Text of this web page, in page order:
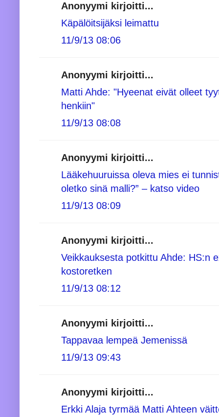
Anonyymi kirjoitti...
Käpälöitsijäksi leimattu
11/9/13 08:06
Anonyymi kirjoitti...
Matti Ahde: "Hyeenat eivät olleet
henkiin"
11/9/13 08:08
Anonyymi kirjoitti...
Lääkehuuruissa oleva mies ei
oletko sinä malli?” – katso video
11/9/13 08:09
Anonyymi kirjoitti...
Veikkauksesta potkittu Ahde: HS:n
kostoretken
11/9/13 08:12
Anonyymi kirjoitti...
Tappavaa lempeä Jemenissä
11/9/13 09:43
Anonyymi kirjoitti...
Erkki Alaja tyrmää Matti Ahteen